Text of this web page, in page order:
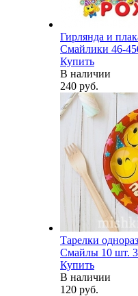
Гирлянда и
Смайлики 46-
Купить
В наличии
240 руб.
Тарелки
Смайлы 10 шт.
Купить
В наличии
120 руб.